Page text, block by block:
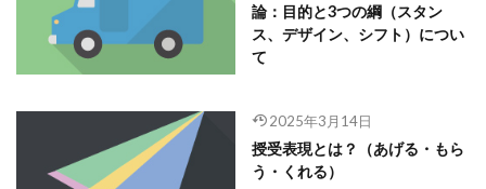
論：目的と3つの綱（スタン
ス、デザイン、シフト）につい
て
2025年3月14日
授受表現とは？（あげる・もら
う・くれる）